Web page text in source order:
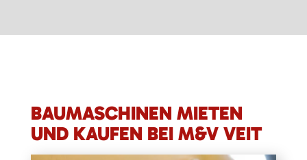
BAUMASCHINEN MIETEN
UND KAUFEN BEI M&V VEIT